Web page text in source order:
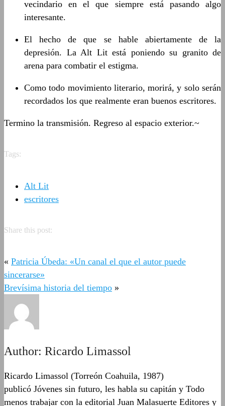
vecindario en el que siempre está pasando algo
interesante.
El hecho de que se hable abiertamente de la
depresión. La Alt Lit está poniendo su granito de
arena para combatir el estigma.
Como todo movimiento literario, morirá, y solo serán
recordados los que realmente eran buenos escritores.
Termino la transmisión. Regreso al espacio exterior.~
Tags:
Alt Lit
escritores
Share this post:
« Patricia Úbeda: «Un canal el que el autor puede
sincerarse»
Brevísima historia del tiempo »
Author: Ricardo Limassol
Ricardo Limassol (Torreón Coahuila, 1987)
publicó Jóvenes sin futuro, les habla su capitán y Todo
menos trabajar con la editorial Juan Malasuerte Editores y